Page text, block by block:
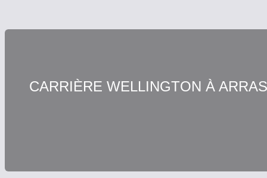
CARRIÈRE WELLINGTON À